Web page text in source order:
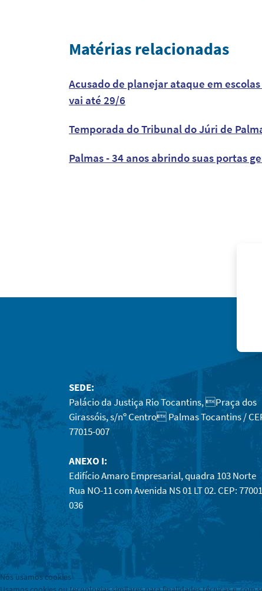
Matérias relacionadas
Acusado de planejar ataque em
vai até 29/6
Temporada do Tribunal do Júri de
Palmas - 34 anos abrindo suas portas
SEDE:
Palácio da Justiça Rio Tocantins, Praça dos
Girassóis, s/nº Centro Palmas Tocantins /
77015-007
ANEXO I:
Edifício Amaro Empresarial, quadra 103 Norte
Rua NO-11 com Avenida NS 01 LT 02. CEP:
036
Nós usamos cookies